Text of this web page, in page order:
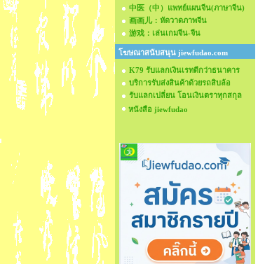
中医（中）แพทย์แผนจีน(ภาษาจีน)
画画儿：หัดวาดภาพจีน
游戏：เล่นเกมจีน-จีน
โฆษณาสนับสนุน jiewfudao.com
K79 รับแลกเงินเรทดีกว่าธนาคาร
บริการรับส่งสินค้าด้วยรถสิบล้อ
รับแลกเปลี่ยน โอนเงินตราทุกสกุล
หนังสือ jiewfudao